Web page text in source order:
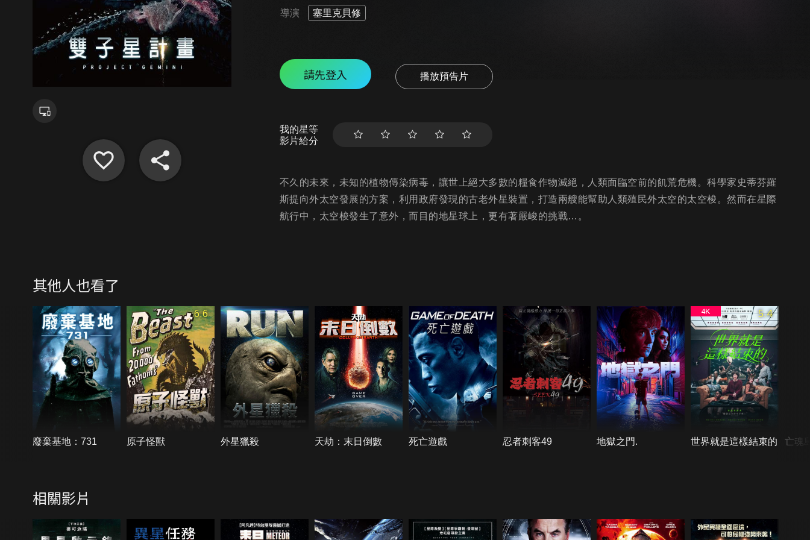
導演 塞里克貝修
請先登入 播放預告片
我的星等
影片給分
不久的未來，未知的植物傳染病毒，讓世上絕大多數的糧食作物滅絕，人類面臨空前的飢荒危機。科學家史蒂芬羅
斯提向外太空發展的方案，利用政府發現的古老外星裝置，打造兩艘能幫助人類殖民外太空的太空梭。然而在星際
航行中，太空梭發生了意外，而目的地星球上，更有著嚴峻的挑戰…。
其他人也看了
廢棄基地：731
6.6
原子怪獸 外星獵殺 天劫：末日倒數 死亡遊戲 忍者刺客49 地獄之門.
5.4
世界就是這樣結束的 亡魂
相關影片